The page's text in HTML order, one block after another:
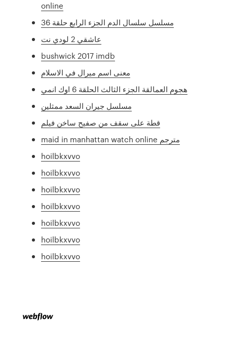
online
مسلسل سلسال الدم الجزء الرابع حلقة 36
عاشقي 2 لودي نت
bushwick 2017 imdb
معنى اسم ميرال في الاسلام
هجوم العمالقة الجزء الثالث الحلقة 6 اوك انمي
مسلسل جيران السعد ممثلين
قطة على سقف من صفيح ساخن فيلم
maid in manhattan watch online مترجم
hoilbkxvvo
hoilbkxvvo
hoilbkxvvo
hoilbkxvvo
hoilbkxvvo
hoilbkxvvo
hoilbkxvvo